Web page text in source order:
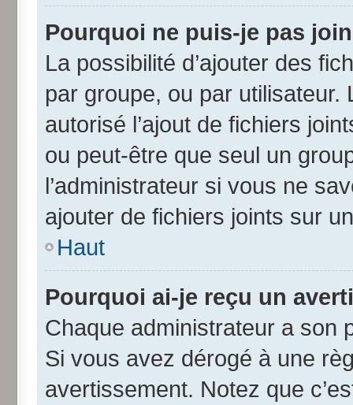
Pourquoi ne puis-je pas
La possibilité d’ajouter des
par groupe, ou par utilisateur.
autorisé l’ajout de fichiers
ou peut-être que seul un
l’administrateur si vous ne
ajouter de fichiers joints sur
Haut
Pourquoi ai-je reçu un
Chaque administrateur a son
Si vous avez dérogé à une
avertissement. Notez que